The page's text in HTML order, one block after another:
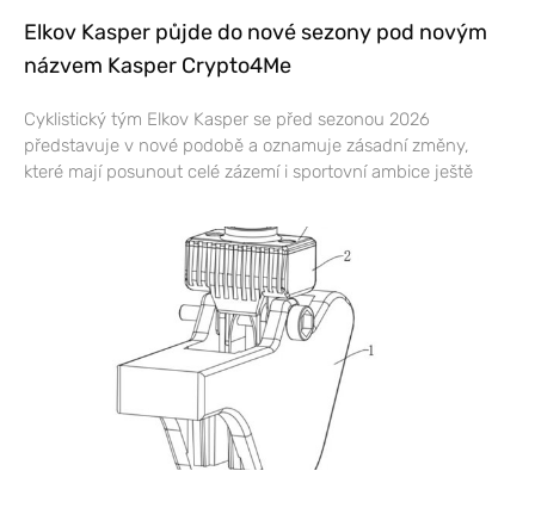
Elkov Kasper půjde do nové sezony pod novým
názvem Kasper Crypto4Me
Cyklistický tým Elkov Kasper se před sezonou 2026
představuje v nové podobě a oznamuje zásadní změny,
které mají posunout celé zázemí i sportovní ambice ještě